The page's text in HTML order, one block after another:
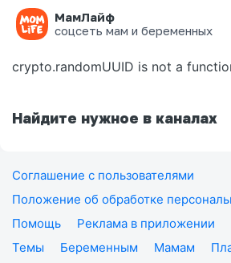
МамЛайф
соцсеть мам и беременных
Ошибка на странице
crypto.randomUUID is not a
Найдите нужное в каналах
Соглашение с пользователями
Положение об обработке
Помощь
Реклама в приложении
Темы
Беременным Мамам